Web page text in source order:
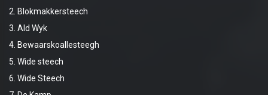
2. Blokmakkersteech
3. Ald Wyk
4. Bewaarskoallesteegh
5. Wide steech
6. Wide Steech